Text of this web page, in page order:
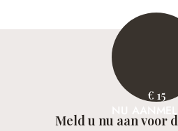
€ 15
NU
Meld u nu aan voor